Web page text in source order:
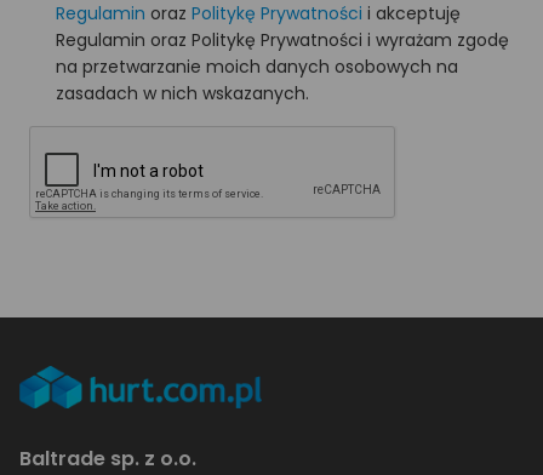
Regulamin oraz Politykę Prywatności i akceptuję
Regulamin oraz Politykę Prywatności i wyrażam zgodę
na przetwarzanie moich danych osobowych na
zasadach w nich wskazanych.
Baltrade sp. z o.o.